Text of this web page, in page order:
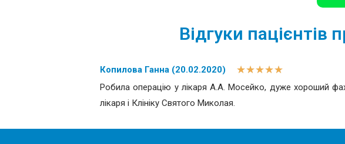
Відгуки пацієнтів
Копилова Ганна (20.02.2020) ★★★★★
Робила операцію у лікаря А.А. Мосейко, дуже хороший
лікаря і Клініку Святого Миколая.